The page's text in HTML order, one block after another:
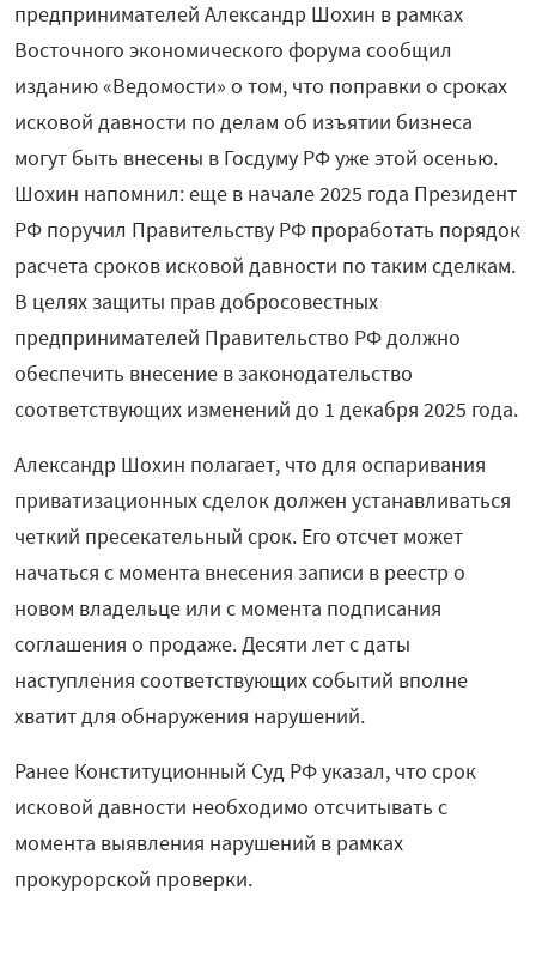
предпринимателей Александр Шохин в рамках
Восточного экономического форума сообщил
изданию «Ведомости» о том, что поправки о сроках
исковой давности по делам об изъятии бизнеса
могут быть внесены в Госдуму РФ уже этой осенью.
Шохин напомнил: еще в начале 2025 года Президент
РФ поручил Правительству РФ проработать порядок
расчета сроков исковой давности по таким сделкам.
В целях защиты прав добросовестных
предпринимателей Правительство РФ должно
обеспечить внесение в законодательство
соответствующих изменений до 1 декабря 2025 года.
Александр Шохин полагает, что для оспаривания
приватизационных сделок должен устанавливаться
четкий пресекательный срок. Его отсчет может
начаться с момента внесения записи в реестр о
новом владельце или с момента подписания
соглашения о продаже. Десяти лет с даты
наступления соответствующих событий вполне
хватит для обнаружения нарушений.
Ранее Конституционный Суд РФ указал, что срок
исковой давности необходимо отсчитывать с
момента выявления нарушений в рамках
прокурорской проверки.